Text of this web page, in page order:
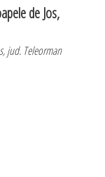
de Jos,
jud. Teleorman